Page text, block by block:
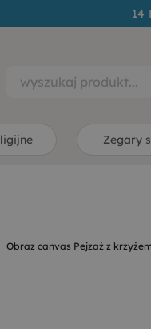
14
Zegary
Obraz canvas Pejzaż z